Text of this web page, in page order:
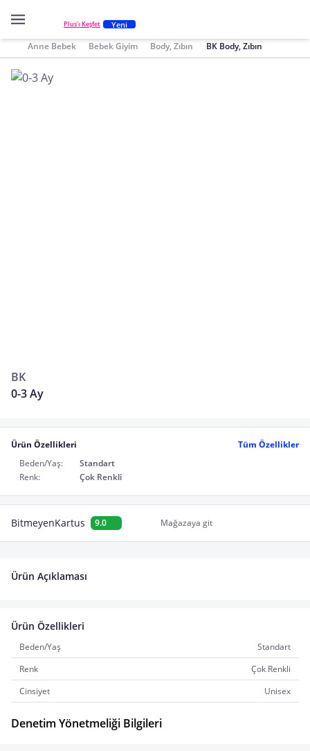
Plus'ı Keşfet Yeni
Anne Bebek Bebek Giyim Body, Zıbın BK Body, Zıbın
BK
0-3 Ay
Ürün Özellikleri
Tüm Özellikler
Beden/Yaş:
Standart
Renk:
Çok Renkli
BitmeyenKartus 9.0 Mağazaya git
Ürün Açıklaması
Ürün Özellikleri
Beden/Yaş
Standart
Renk
Çok Renkli
Cinsiyet
Unisex
Denetim Yönetmeliği Bilgileri